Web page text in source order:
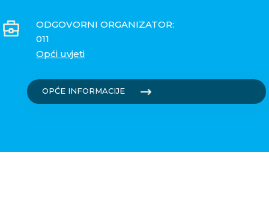
ODGOVORNI ORGANIZATOR:
011
Opći uvjeti
OPĆE INFORMACIJE